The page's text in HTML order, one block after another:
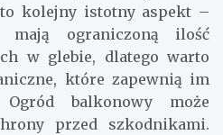
to kolejny istotny aspekt –
ograniczoną ilość
w glebie, dlatego warto
które zapewnią im
Ogród balkonowy może
przed szkodnikami.